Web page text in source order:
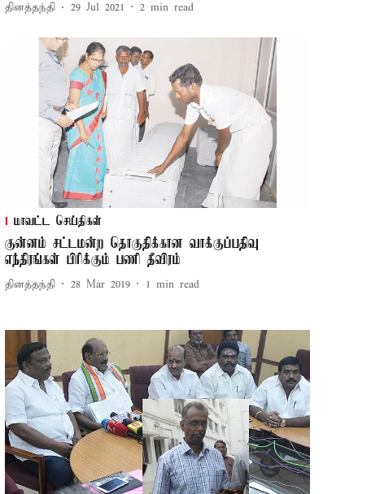
தினத்தந்தி 29 Jul 2021 2 min read
மாவட்ட செய்திகள்
குன்னம் சட்டமன்ற தொகுதிக்கான வாக்குப்பதிவு
எந்திரங்கள் பிரிக்கும் பணி தீவிரம்
தினத்தந்தி 28 Mar 2019 1 min read